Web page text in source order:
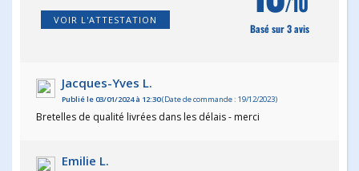
VOIR L'ATTESTATION
Basé sur 3 avis
Jacques-Yves L.
Publié le 03/01/2024 à 12:30(Date de commande : 19/12/2023)
Bretelles de qualité livrées dans les délais - merci
Emilie L.